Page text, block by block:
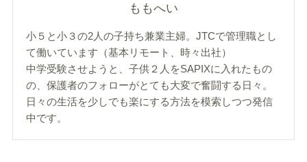
ももへい
小５と小３の2人の子持ち兼業主婦。JTCで管理職とし
て働いています（基本リモート、時々出社）
中学受験させようと、子供２人をSAPIXに入れたもの
の、保護者のフォローがとても大変で奮闘する日々。
日々の生活を少しでも楽にする方法を模索しつつ発信
中です。